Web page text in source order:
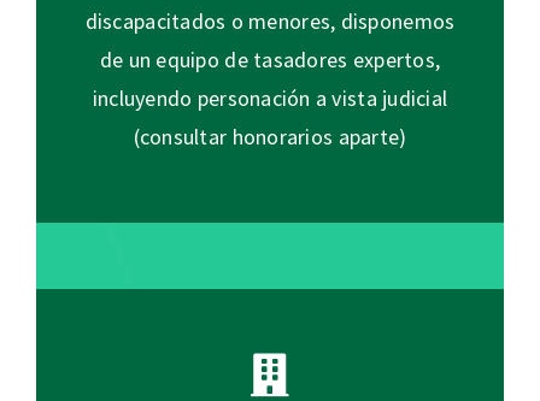
discapacitados o menores, disponemos
de un equipo de tasadores expertos,
incluyendo personación a vista judicial
(consultar honorarios aparte)